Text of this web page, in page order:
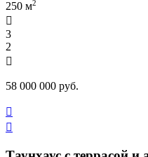
250 м2

3
2

58 000 000 руб.

